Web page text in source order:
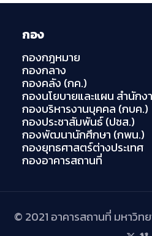
กอง
กองกฎหมาย
กองกลาง
กองคลัง (กค.)
กองนโยบายและแผน สำนักง
กองบริหารงานบุคคล (กบค.)
กองประชาสัมพันธ์ (ปชส.)
กองพัฒนานักศึกษา (กพน.)
กองยุทธศาสตร์ต่างประเทศ
กองอาคารสถานที่
© 2021 อาคารสถานที่ มหาวิท